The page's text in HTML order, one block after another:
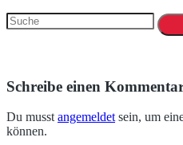
Schreibe einen
Du musstangemeldetsein, um
können.